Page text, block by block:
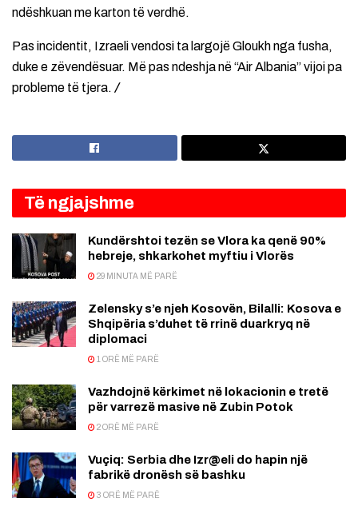
ndëshkuan me karton të verdhë.
Pas incidentit, Izraeli vendosi ta largojë Gloukh nga fusha,
duke e zëvendësuar. Më pas ndeshja në “Air Albania” vijoi pa
probleme të tjera. /
Të ngjajshme
Kundërshtoi tezën se Vlora ka qenë 90%
hebreje, shkarkohet myftiu i Vlorës
29 MINUTA MË PARË
Zelensky s’e njeh Kosovën, Bilalli: Kosova e
Shqipëria s’duhet të rrinë duarkryq në
diplomaci
1 ORË MË PARË
Vazhdojnë kërkimet në lokacionin e tretë
për varrezë masive në Zubin Potok
2 ORË MË PARË
Vuçiq: Serbia dhe Izr@eli do hapin një
fabrikë dronësh së bashku
3 ORË MË PARË